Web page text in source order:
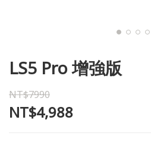
LS5 Pro 增強版
NT$7990
NT$4,988